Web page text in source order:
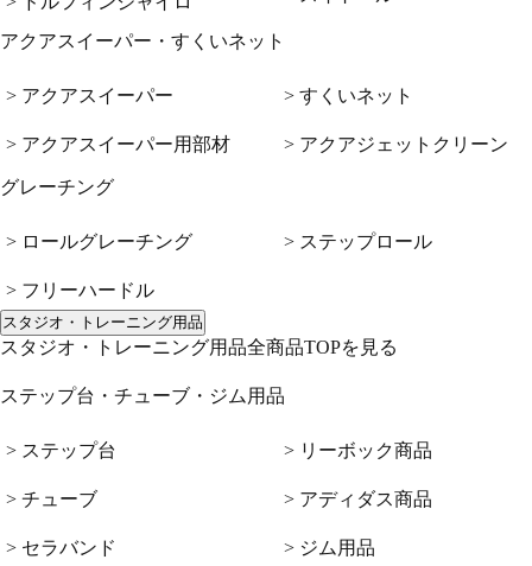
アクアスイーパー・すくいネット
> アクアスイーパー
> アクアスイーパー用部材
> すくいネット
> アクアジェットクリーン
グレーチング
> ロールグレーチング
> フリーハードル
> ステップロール
スタジオ・トレーニング用品
スタジオ・トレーニング用品全商品TOPを見る
ステップ台・チューブ・ジム用品
> ステップ台
> チューブ
> セラバンド
> リーボック商品
> アディダス商品
> ジム用品